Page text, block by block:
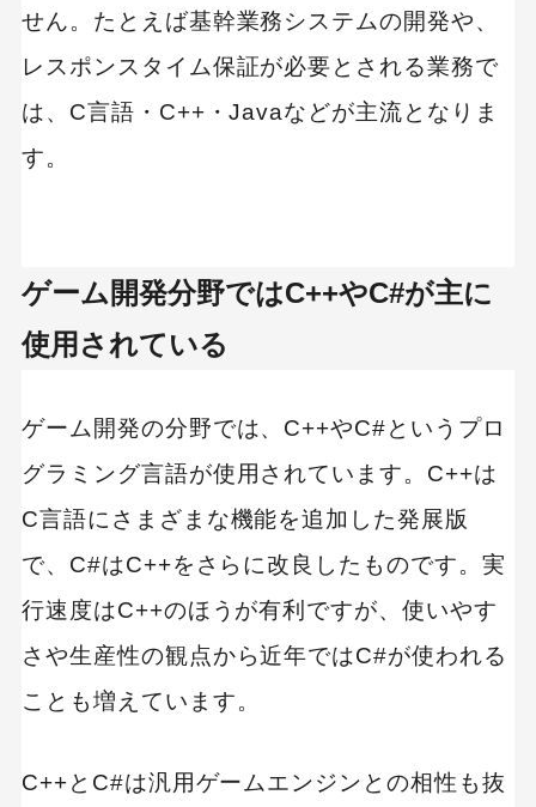
せん。たとえば基幹業務システムの開発や、
レスポンスタイム保証が必要とされる業務で
は、C言語・C++・Javaなどが主流となりま
す。
ゲーム開発分野ではC++やC#が主に
使用されている
ゲーム開発の分野では、C++やC#というプロ
グラミング言語が使用されています。C++は
C言語にさまざまな機能を追加した発展版
で、C#はC++をさらに改良したものです。実
行速度はC++のほうが有利ですが、使いやす
さや生産性の観点から近年ではC#が使われる
ことも増えています。
C++とC#は汎用ゲームエンジンとの相性も抜